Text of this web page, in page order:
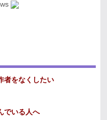
者をなくしたい
でいる人へ